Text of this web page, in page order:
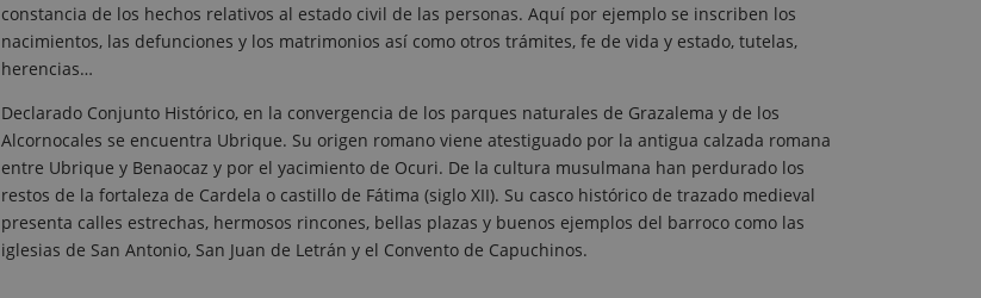
constancia de los hechos relativos al estado civil de las personas. Aquí por ejemplo se inscriben los
nacimientos, las defunciones y los matrimonios así como otros trámites, fe de vida y estado, tutelas,
herencias…
Declarado Conjunto Histórico, en la convergencia de los parques naturales de Grazalema y de los
Alcornocales se encuentra Ubrique. Su origen romano viene atestiguado por la antigua calzada romana
entre Ubrique y Benaocaz y por el yacimiento de Ocuri. De la cultura musulmana han perdurado los
restos de la fortaleza de Cardela o castillo de Fátima (siglo XII). Su casco histórico de trazado medieval
presenta calles estrechas, hermosos rincones, bellas plazas y buenos ejemplos del barroco como las
iglesias de San Antonio, San Juan de Letrán y el Convento de Capuchinos.